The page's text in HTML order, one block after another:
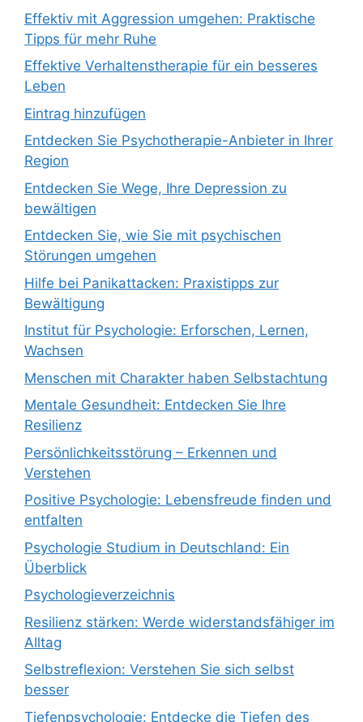
Effektiv mit Aggression umgehen: Praktische
Tipps für mehr Ruhe
Effektive Verhaltenstherapie für ein besseres
Leben
Eintrag hinzufügen
Entdecken Sie Psychotherapie-Anbieter in Ihrer
Region
Entdecken Sie Wege, Ihre Depression zu
bewältigen
Entdecken Sie, wie Sie mit psychischen
Störungen umgehen
Hilfe bei Panikattacken: Praxistipps zur
Bewältigung
Institut für Psychologie: Erforschen, Lernen,
Wachsen
Menschen mit Charakter haben Selbstachtung
Mentale Gesundheit: Entdecken Sie Ihre
Resilienz
Persönlichkeitsstörung – Erkennen und
Verstehen
Positive Psychologie: Lebensfreude finden und
entfalten
Psychologie Studium in Deutschland: Ein
Überblick
Psychologieverzeichnis
Resilienz stärken: Werde widerstandsfähiger im
Alltag
Selbstreflexion: Verstehen Sie sich selbst
besser
Tiefenpsychologie: Entdecke die Tiefen des